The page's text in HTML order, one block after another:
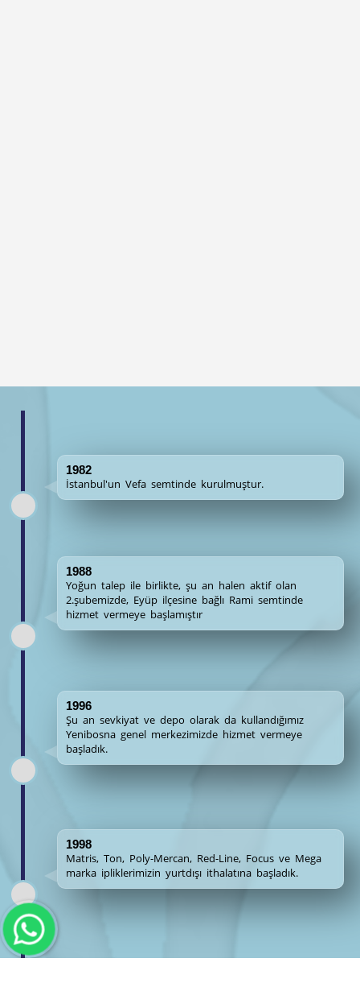
1982
İstanbul'un Vefa semtinde kurulmuştur.
1988
Yoğun talep ile birlikte, şu an halen aktif olan
2.şubemizde, Eyüp ilçesine bağlı Rami semtinde
hizmet vermeye başlamıştır
1996
Şu an sevkiyat ve depo olarak da kullandığımız
Yenibosna genel merkezimizde hizmet vermeye
başladık.
1998
Matris, Ton, Poly-Mercan, Red-Line, Focus ve Mega
marka ipliklerimizin yurtdışı ithalatına başladık.